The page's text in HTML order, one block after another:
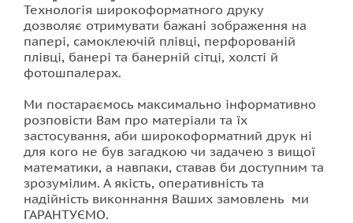
Технологія широкоформатного друку
дозволяє отримувати бажані зображення на
папері, самоклеючій плівці, перфорованій
плівці, банері та банерній сітці, холсті й
фотошпалерах.
Ми постараємось максимально інформативно
розповісти Вам про матеріали та їх
застосування, аби широкоформатний друк ні
для кого не був загадкою чи задачею з вищої
математики, а навпаки, ставав би доступним та
зрозумілим. А якість, оперативність та
надійність виконнання Ваших замовлень ми
ГАРАНТУЄМО.